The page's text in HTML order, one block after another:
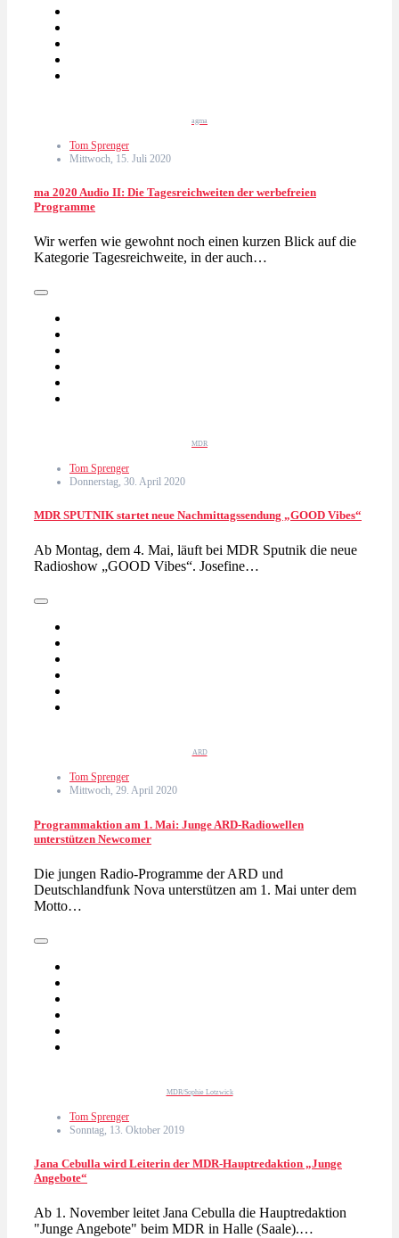
agma
Tom Sprenger
Mittwoch, 15. Juli 2020
ma 2020 Audio II: Die Tagesreichweiten der werbefreien
Programme
Wir werfen wie gewohnt noch einen kurzen Blick auf die
Kategorie Tagesreichweite, in der auch…
MDR
Tom Sprenger
Donnerstag, 30. April 2020
MDR SPUTNIK startet neue Nachmittagssendung „GOOD Vibes“
Ab Montag, dem 4. Mai, läuft bei MDR Sputnik die neue
Radioshow „GOOD Vibes“. Josefine…
ARD
Tom Sprenger
Mittwoch, 29. April 2020
Programmaktion am 1. Mai: Junge ARD-Radiowellen
unterstützen Newcomer
Die jungen Radio-Programme der ARD und
Deutschlandfunk Nova unterstützen am 1. Mai unter dem
Motto…
MDR/Sophie Lotzwick
Tom Sprenger
Sonntag, 13. Oktober 2019
Jana Cebulla wird Leiterin der MDR-Hauptredaktion „Junge
Angebote“
Ab 1. November leitet Jana Cebulla die Hauptredaktion
"Junge Angebote" beim MDR in Halle (Saale).…